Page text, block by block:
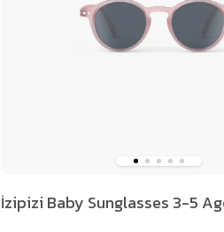
İzipizi Baby Sunglasses 3-5